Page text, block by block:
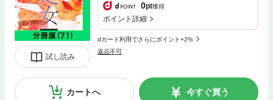
試し読み
0pt獲得
ポイント詳細
dカード利用でさらにポイント+2%
返品不可
カートへ 今すぐ買う